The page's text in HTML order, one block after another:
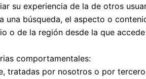
su experiencia de la de otros
una búsqueda, el aspecto o
o de la región desde la que
comportamentales:
tratadas por nosotros o por